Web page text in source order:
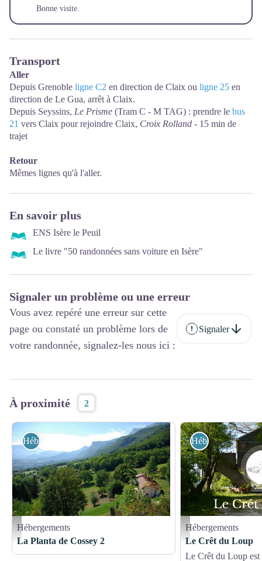
Bonne visite.
Transport
Aller
Depuis Grenoble ligne C2 en direction de Claix ou ligne 25 en
direction de Le Gua, arrêt à Claix.
Depuis Seyssins, Le Prisme (Tram C - M TAG) : prendre le bus
21 vers Claix pour rejoindre Claix, Croix Rolland - 15 min de
trajet
Retour
Mêmes lignes qu'à l'aller.
En savoir plus
ENS Isère le Peuil
Le livre "50 randonnées sans voiture en Isère"
Signaler un problème ou une erreur
Vous avez repéré une erreur sur cette
page ou constaté un problème lors de
votre randonnée, signalez-les nous ici :
Signaler
À proximité 2
Gîtes de France
Hébergements
Hébergements
La Planta de Cossey 2
MISS - le crêt du loup.png
Hébergements
Hébergements
Le Crêt du Loup
Le Crêt du Loup est